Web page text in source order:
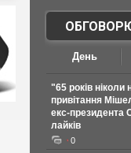
День
"65 років
привітання
екс-президента
лайків
0